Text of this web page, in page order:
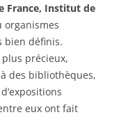
France, Institut de
organismes
bien définis.
précieux,
des bibliothèques,
eux ont fait